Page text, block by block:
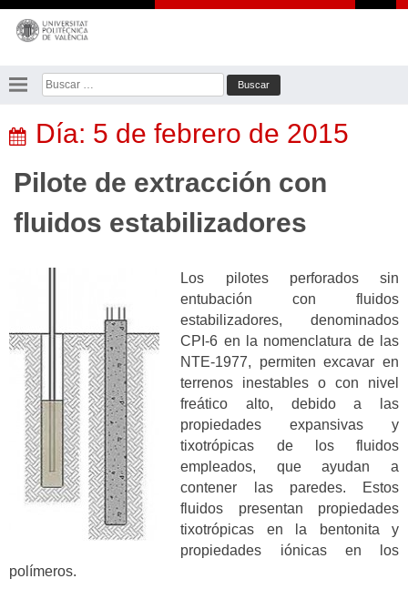
Saltar
contenido
Buscar:
Día: 5 de febrero de 2015
Pilote de extracción con
fluidos estabilizadores
Los pilotes perforados sin
entubación con fluidos
estabilizadores, denominados
CPI-6 en la nomenclatura de las
NTE-1977, permiten excavar en
terrenos inestables o con nivel
freático alto, debido a las
propiedades expansivas y
tixotrópicas de los fluidos
empleados, que ayudan a
contener las paredes. Estos
fluidos presentan propiedades
tixotrópicas en la bentonita y
propiedades iónicas en los
polímeros.